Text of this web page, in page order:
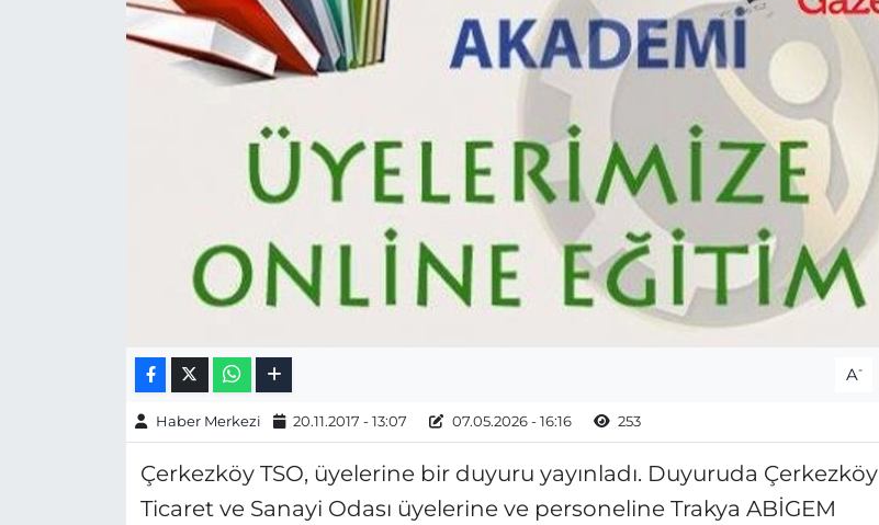
A-
Haber Merkezi 20.11.2017 - 13:07 07.05.2026 - 16:16 253
Çerkezköy TSO, üyelerine bir duyuru yayınladı. Duyuruda Çerkezköy
Ticaret ve Sanayi Odası üyelerine ve personeline Trakya ABİGEM
Künye